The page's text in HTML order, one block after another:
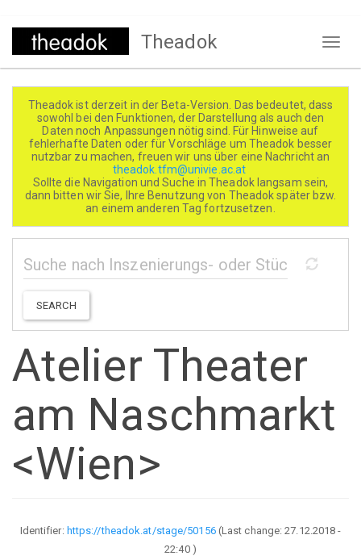
Direkt
Theadok
Theadok ist derzeit in der Beta-Version. Das bedeutet, dass
sowohl bei den Funktionen, der Darstellung als auch den
Daten noch Anpassungen nötig sind. Für Hinweise auf
fehlerhafte Daten oder für Vorschläge um Theadok besser
nutzbar zu machen, freuen wir uns über eine Nachricht an
theadok.tfm@univie.ac.at
Sollte die Navigation und Suche in Theadok langsam sein,
dann bitten wir Sie, Ihre Benutzung von Theadok später bzw.
an einem anderen Tag fortzusetzen.
SEARCH
Atelier Theater
am Naschmarkt
<Wien>
Identifier: https://theadok.at/stage/50156(Last change:27.12.2018 -
22:40)